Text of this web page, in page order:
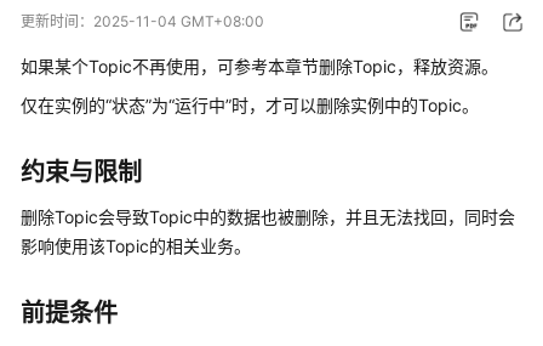
动
服
务
告
产
品
绍
更新时间： 2025-11-04 GMT+08:00
如果某个Topic不再使用，可参考本章节删除Topic，释放资源。
仅在实例的“状态”为“运行中”时，才可以删除实例中的Topic。
约束与限制
删除Topic会导致Topic中的数据也被删除，并且无法找回，同时会
影响使用该Topic的相关业务。
前提条件